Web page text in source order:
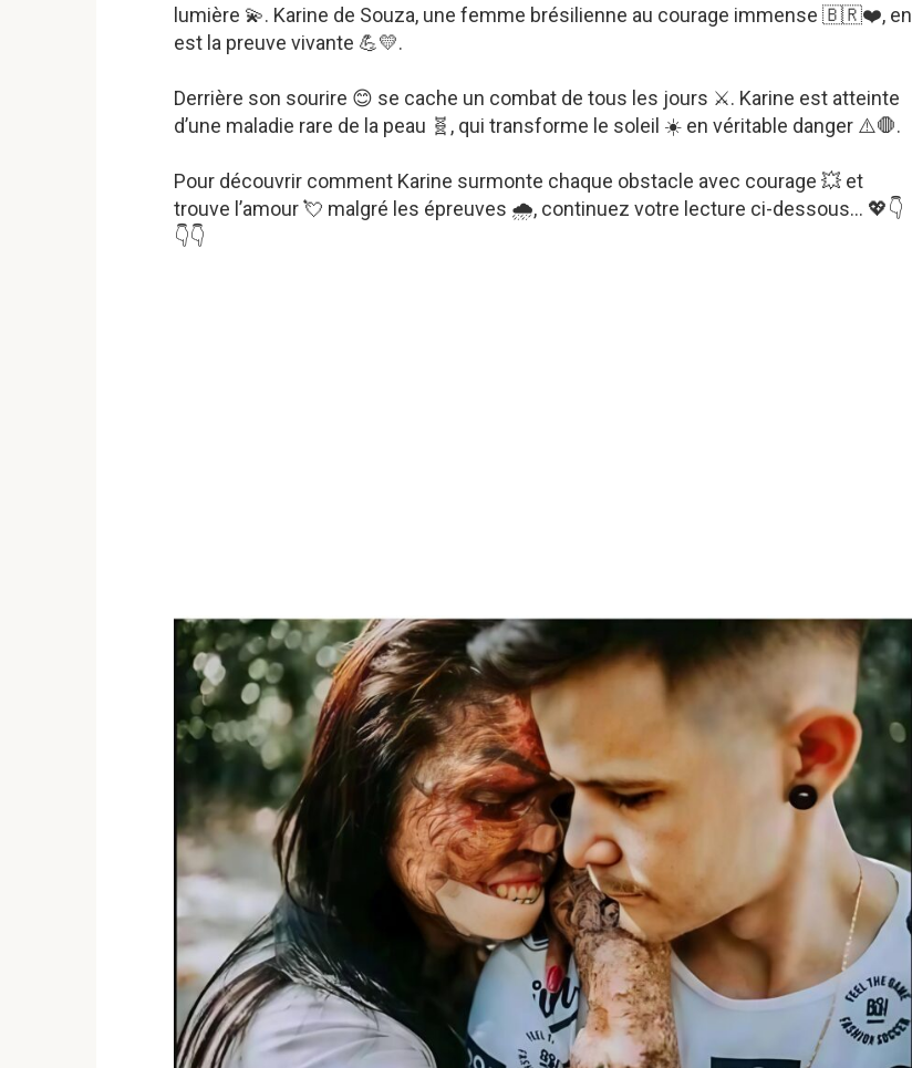
lumière 💫. Karine de Souza, une femme brésilienne au courage immense 🇧🇷❤️, en
est la preuve vivante 💪💛.
Derrière son sourire 😊 se cache un combat de tous les jours ⚔️. Karine est atteinte
d’une maladie rare de la peau 🧬, qui transforme le soleil ☀️ en véritable danger ⚠️🛑.
Pour découvrir comment Karine surmonte chaque obstacle avec courage 💥 et
trouve l’amour 💘 malgré les épreuves 🌧️, continuez votre lecture ci-dessous… 💖👇
👇👇